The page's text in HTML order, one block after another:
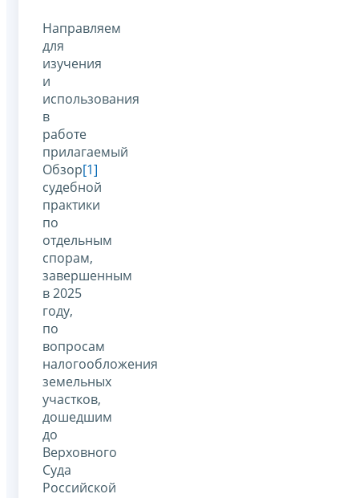
Направляем
для
изучения
и
использования
в
работе
прилагаемый
Обзор[1]
судебной
практики
по
отдельным
спорам,
завершенным
в 2025
году,
по
вопросам
налогообложения
земельных
участков,
дошедшим
до
Верховного
Суда
Российской